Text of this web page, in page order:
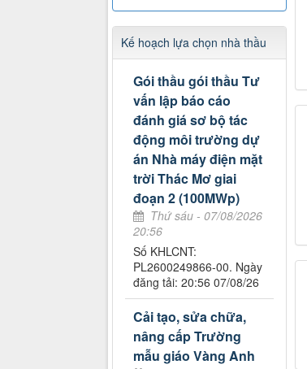
Kế hoạch lựa chọn nhà thầu
Gói thầu gói thầu Tư
vấn lập báo cáo
đánh giá sơ bộ tác
động môi trường dự
án Nhà máy điện mặt
trời Thác Mơ giai
đoạn 2 (100MWp)
Thứ sáu - 07/08/2026
20:56
Số KHLCNT:
PL2600249866-00. Ngày
đăng tải: 20:56 07/08/26
Cải tạo, sửa chữa,
nâng cấp Trường
mẫu giáo Vàng Anh